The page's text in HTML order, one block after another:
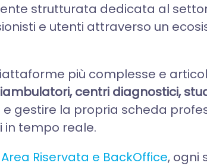
strutturata dedicata al
e utenti attraverso un
più complesse e
centri diagnostici,
gestire la propria scheda
in tempo reale.
Area Riservata e BackOffice, ogni